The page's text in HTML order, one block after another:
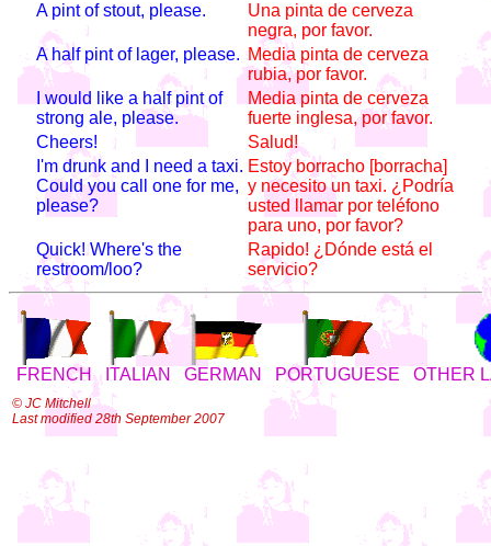
A pint of stout, please.
Una pinta de cerveza
negra, por favor.
A half pint of lager, please. Media pinta de cerveza
rubia, por favor.
I would like a half pint of
strong ale, please.
Media pinta de cerveza
fuerte inglesa, por favor.
Cheers!
Salud!
I'm drunk and I need a taxi.
Could you call one for me,
please?
Estoy borracho [borracha]
y necesito un taxi. ¿Podría
usted llamar por teléfono
para uno, por favor?
Quick! Where's the
restroom/loo?
Rapido! ¿Dónde está el
servicio?
FRENCH ITALIAN GERMAN PORTUGUESE OTHER
© JC Mitchell
Last modified 28th September 2007